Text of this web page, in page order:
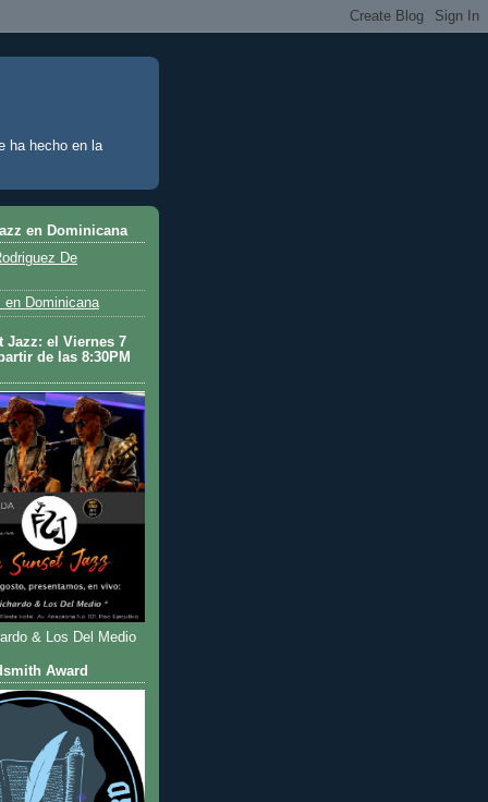
ha hecho en la
en Dominicana
De
en Dominicana
Jazz: el Viernes 7
de las 8:30PM
& Los Del Medio
Award